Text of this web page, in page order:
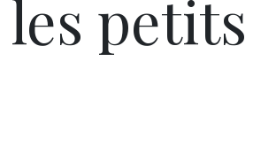
les petits